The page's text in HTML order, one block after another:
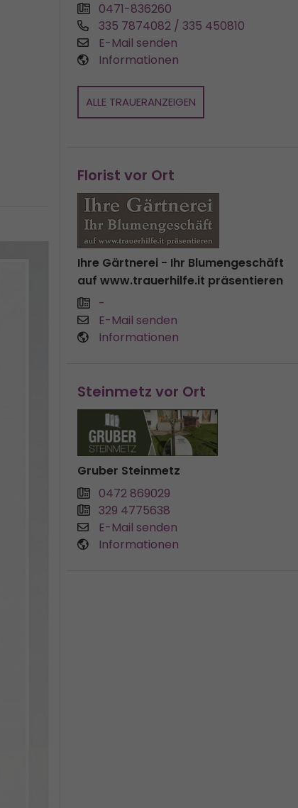
0471-836260
335 7874082 / 335 450810
E-Mail senden
Informationen
ALLE TRAUERANZEIGEN
Florist vor Ort
Ihre Gärtnerei - Ihr Blumengeschäft
auf www.trauerhilfe.it präsentieren
-
E-Mail senden
Informationen
Steinmetz vor Ort
Gruber Steinmetz
0472 869029
329 4775638
E-Mail senden
Informationen